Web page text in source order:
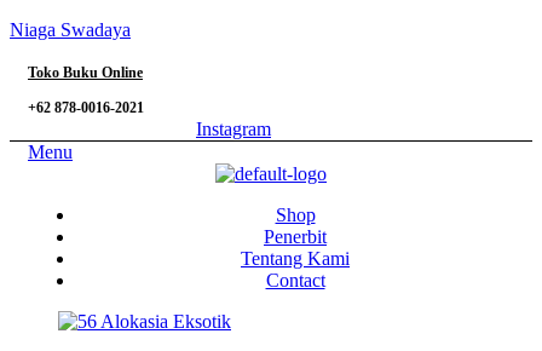
Niaga Swadaya
Toko Buku Online
+62 878-0016-2021
Instagram
Menu
Shop
Penerbit
Tentang Kami
Contact